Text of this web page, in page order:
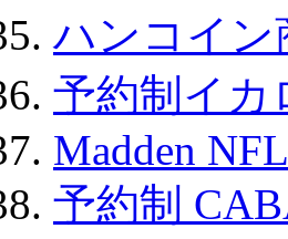
ハンコイン
予約制イカ
Madden
予約制